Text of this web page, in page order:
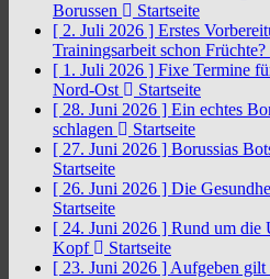
Borussen
Startseite
[ 2. Juli 2026 ] Erstes
Trainingsarbeit schon Früchte?
[ 1. Juli 2026 ] Fixe Termine
Nord-Ost
Startseite
[ 28. Juni 2026 ] Ein echtes
schlagen
Startseite
[ 27. Juni 2026 ] Borussias
Startseite
[ 26. Juni 2026 ] Die
Startseite
[ 24. Juni 2026 ] Rund um die
Kopf
Startseite
[ 23. Juni 2026 ] Aufgeben gilt